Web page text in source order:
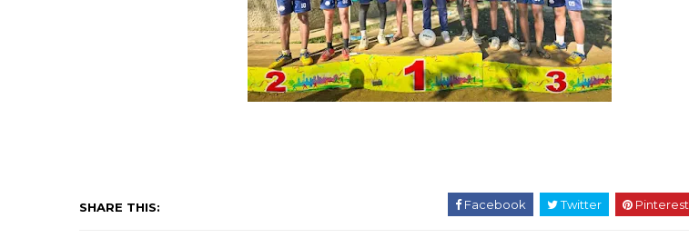
SHARE THIS: Facebook Twitter Pinterest